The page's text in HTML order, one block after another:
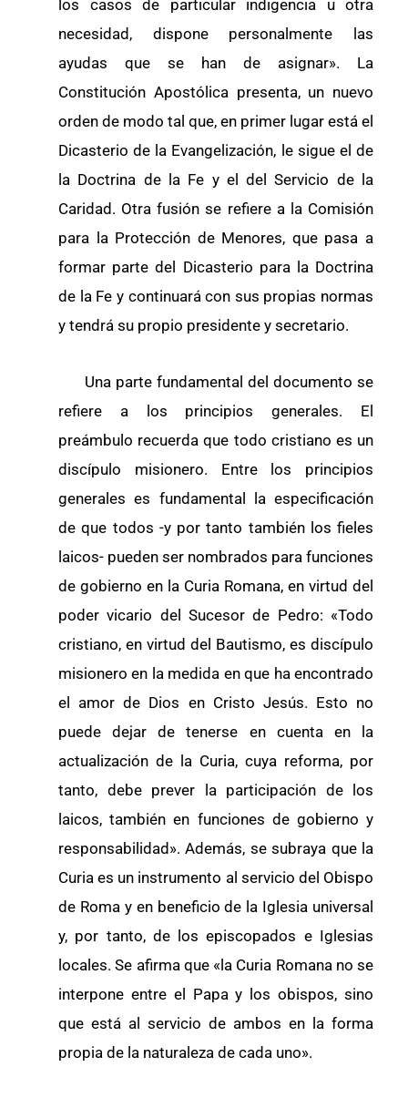
los casos de particular indigencia u otra
necesidad, dispone personalmente las
ayudas que se han de asignar». La
Constitución Apostólica presenta, un nuevo
orden de modo tal que, en primer lugar está el
Dicasterio de la Evangelización, le sigue el de
la Doctrina de la Fe y el del Servicio de la
Caridad. Otra fusión se refiere a la Comisión
para la Protección de Menores, que pasa a
formar parte del Dicasterio para la Doctrina
de la Fe y continuará con sus propias normas
y tendrá su propio presidente y secretario.
Una parte fundamental del documento se
refiere a los principios generales. El
preámbulo recuerda que todo cristiano es un
discípulo misionero. Entre los principios
generales es fundamental la especificación
de que todos -y por tanto también los fieles
laicos- pueden ser nombrados para funciones
de gobierno en la Curia Romana, en virtud del
poder vicario del Sucesor de Pedro: «Todo
cristiano, en virtud del Bautismo, es discípulo
misionero en la medida en que ha encontrado
el amor de Dios en Cristo Jesús. Esto no
puede dejar de tenerse en cuenta en la
actualización de la Curia, cuya reforma, por
tanto, debe prever la participación de los
laicos, también en funciones de gobierno y
responsabilidad». Además, se subraya que la
Curia es un instrumento al servicio del Obispo
de Roma y en beneficio de la Iglesia universal
y, por tanto, de los episcopados e Iglesias
locales. Se afirma que «la Curia Romana no se
interpone entre el Papa y los obispos, sino
que está al servicio de ambos en la forma
propia de la naturaleza de cada uno».